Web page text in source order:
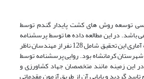
توسعه روش های کشت پایدار گندم توسط
باشد. در این مطالعه داده ها توسط پرسشنامه
جمع آوری شد. جامعه آماری این تحقیق شامل 128 نفر از مهندسان ناظر
کرمانشاه بود. روایی پرسشنامه توسط
این زمینه مانند متخصصان جهاد کشاورزی و